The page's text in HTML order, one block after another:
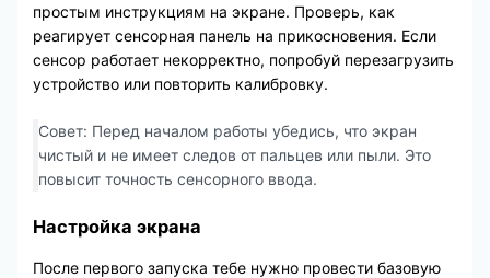
простым инструкциям на экране. Проверь, как
реагирует сенсорная панель на прикосновения. Если
сенсор работает некорректно, попробуй перезагрузить
устройство или повторить калибровку.
Совет: Перед началом работы убедись, что экран
чистый и не имеет следов от пальцев или пыли. Это
повысит точность сенсорного ввода.
Настройка экрана
После первого запуска тебе нужно провести базовую